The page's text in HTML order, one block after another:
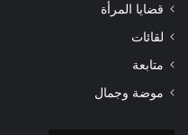
قضايا المرأة
لقائات
متابعة
موضة وجمال